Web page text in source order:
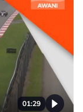
01:29